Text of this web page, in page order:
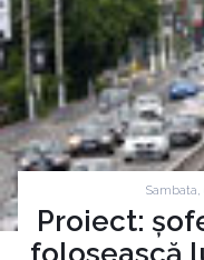
Sambata,
Proiect: